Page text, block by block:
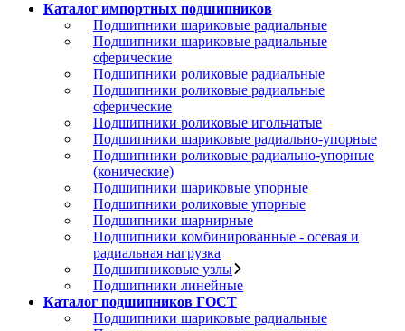
Каталог импортных подшипников
Подшипники шариковые радиальные
Подшипники шариковые радиальные
сферические
Подшипники роликовые радиальные
Подшипники роликовые радиальные
сферические
Подшипники роликовые игольчатые
Подшипники шариковые радиально-упорные
Подшипники роликовые радиально-упорные
(конические)
Подшипники шариковые упорные
Подшипники роликовые упорные
Подшипники шарнирные
Подшипники комбинированные - осевая и
радиальная нагрузка
Подшипниковые узлы
Подшипники линейные
Каталог подшипников ГОСТ
Подшипники шариковые радиальные